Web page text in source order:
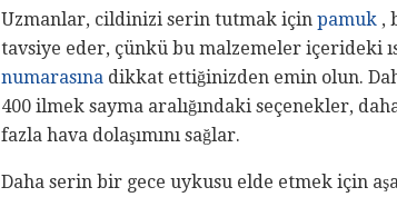
Uzmanlar, cildinizi serin tutmak için pamuk ,
tavsiye eder, çünkü bu malzemeler içerideki
numarasına dikkat ettiğinizden emin olun.
400 ilmek sayma aralığındaki seçenekler,
fazla hava dolaşımını sağlar.
Daha serin bir gece uykusu elde etmek için